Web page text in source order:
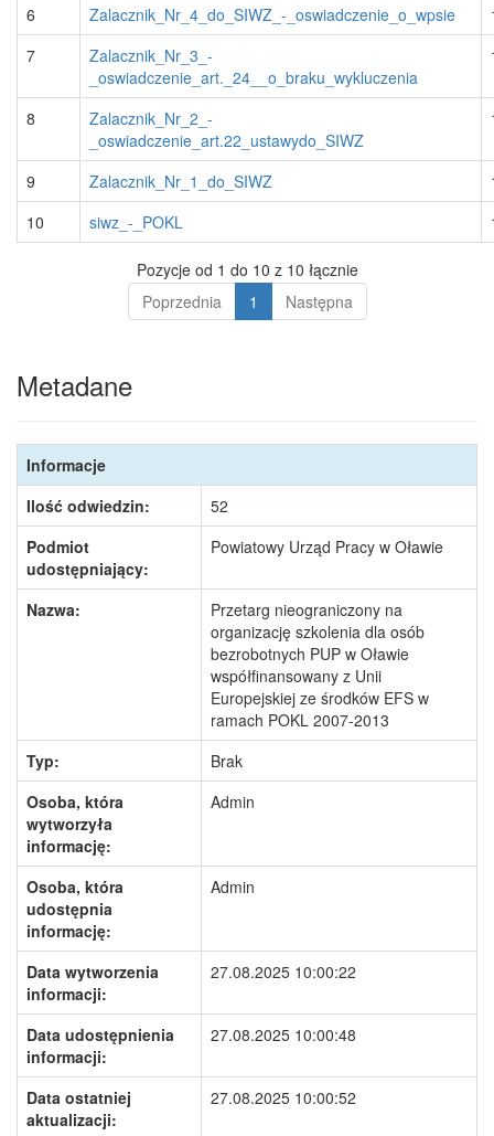
6 Zalacznik_Nr_4_do_SIWZ_-_oswiadczenie_o_wpsie
7
Zalacznik_Nr_3_-
_oswiadczenie_art._24__o_braku_wykluczenia
8
Zalacznik_Nr_2_-
_oswiadczenie_art.22_ustawydo_SIWZ
9 Zalacznik_Nr_1_do_SIWZ
10
siwz_-_POKL
Pozycje od 1 do 10 z 10 łącznie
Poprzednia
1 Następna
Metadane
Informacje
Ilość odwiedzin:
52
Podmiot
udostępniający:
Powiatowy Urząd Pracy w Oławie
Nazwa:
Przetarg nieograniczony na
organizację szkolenia dla osób
bezrobotnych PUP w Oławie
współfinansowany z Unii
Europejskiej ze środków EFS w
ramach POKL 2007-2013
Typ:
Brak
Osoba, która
wytworzyła
informację:
Admin
Osoba, która
udostępnia
informację:
Admin
Data wytworzenia
informacji:
27.08.2025 10:00:22
Data udostępnienia
informacji:
27.08.2025 10:00:48
Data ostatniej
aktualizacji:
27.08.2025 10:00:52